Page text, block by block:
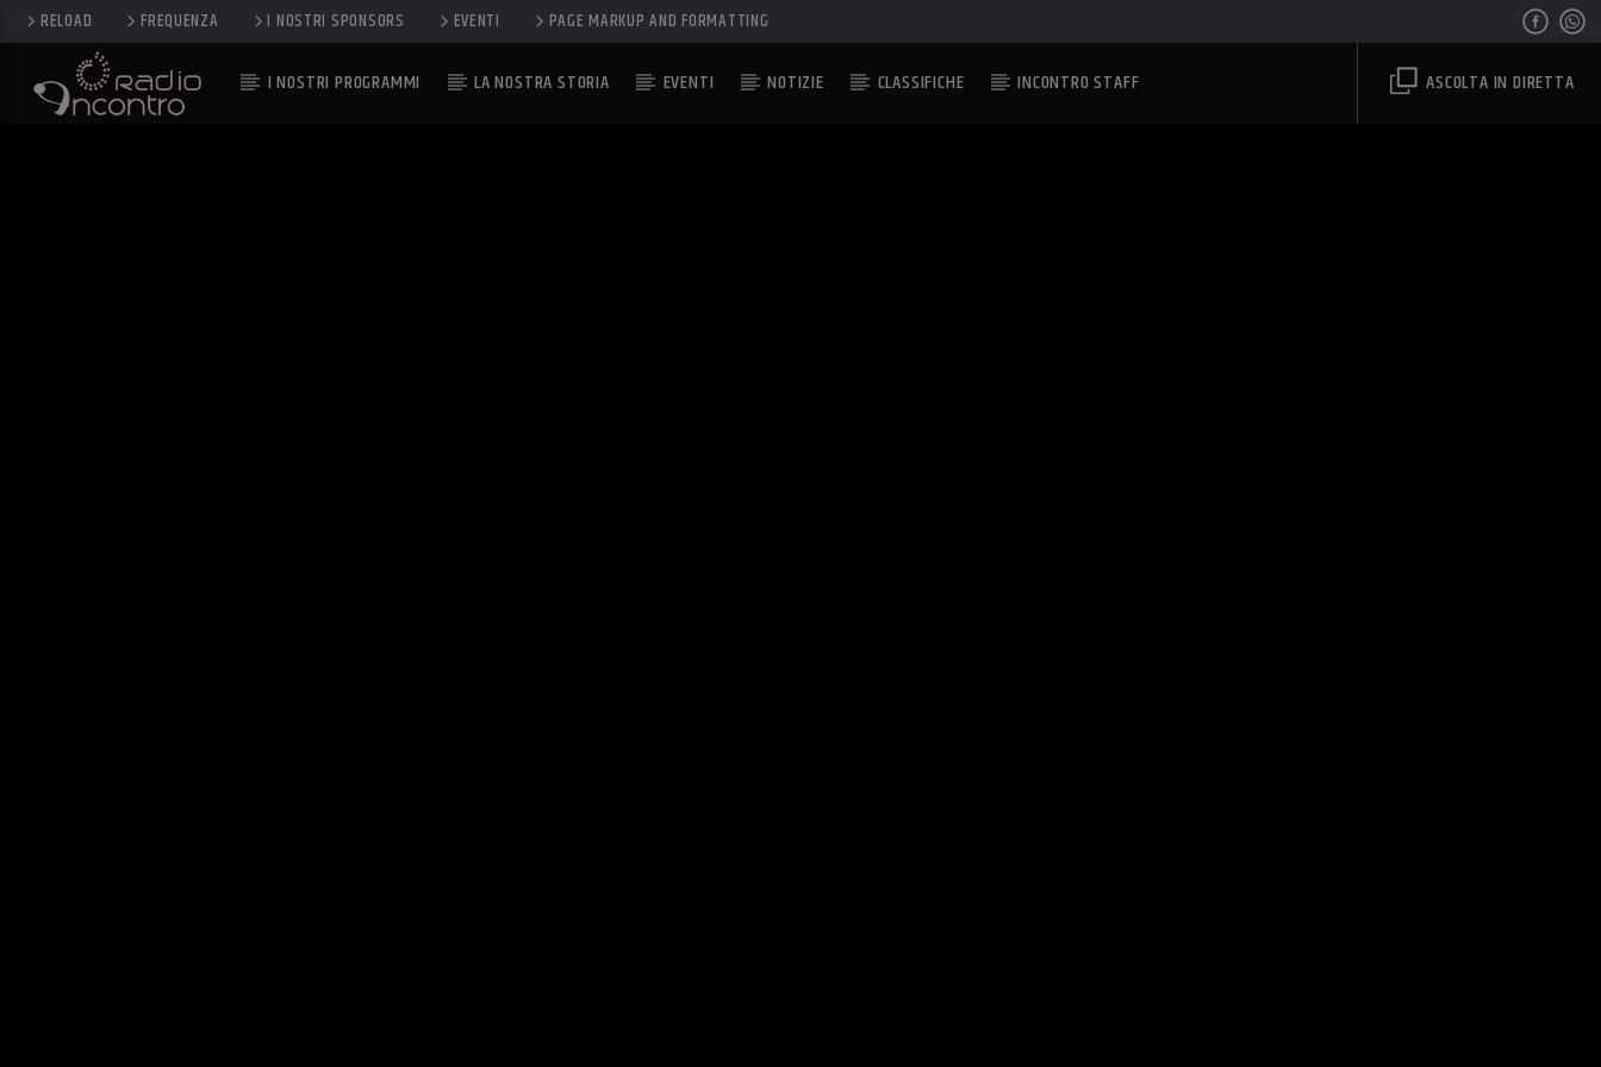
RELOAD FREQUENZA I NOSTRI SPONSORS EVENTI PAGE MARKUP AND FORMATTING
I NOSTRI PROGRAMMI LA NOSTRA STORIA EVENTI NOTIZIE CLASSIFICHE INCONTRO STAFF ASCOLTA IN DIRETTA